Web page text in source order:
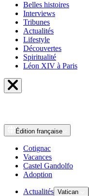
Belles histoires
Interviews
Tribunes
Actualités
Lifestyle
Découvertes
Spiritualité
Léon XIV à Paris
Édition française
Cotignac
Vacances
Castel Gandolfo
Adoption
Actualités Vatican